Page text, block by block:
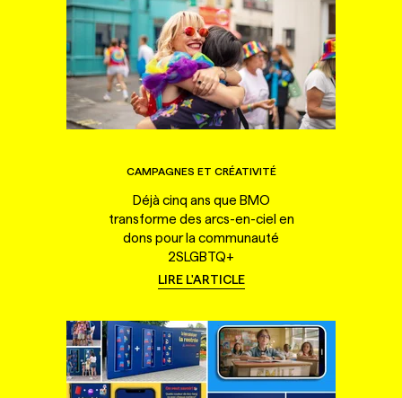
CAMPAGNES ET CRÉATIVITÉ
Déjà cinq ans que BMO
transforme des arcs-en-ciel en
dons pour la communauté
2SLGBTQ+
LIRE L'ARTICLE